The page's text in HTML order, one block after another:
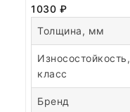
1030 ₽
Толщина, мм
Износостойкость,
класс
Бренд